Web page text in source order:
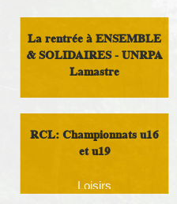
La rentrée à ENSEMBLE
& SOLIDAIRES - UNRPA
Lamastre
RCL: Championnats u16
et u19
Loisirs